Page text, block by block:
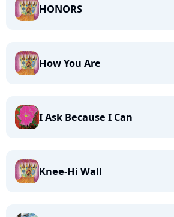
HONORS
How You Are
I Ask Because I Can
Knee-Hi Wall